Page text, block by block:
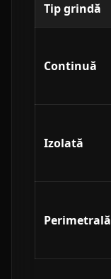
Tip grindă
Continuă
Izolată
Perimetrală